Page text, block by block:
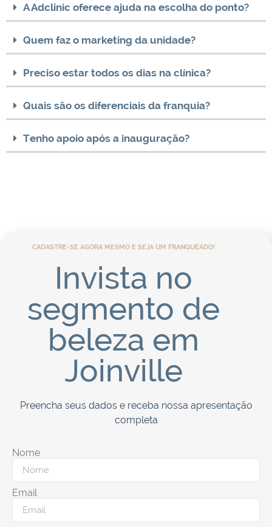
A Adclinic oferece ajuda na escolha do ponto?
Quem faz o marketing da unidade?
Preciso estar todos os dias na clínica?
Quais são os diferenciais da franquia?
Tenho apoio após a inauguração?
CADASTRE-SE AGORA MESMO E SEJA UM FRANQUEADO!
Invista no
segmento de
beleza em
Joinville
Preencha seus dados e receba nossa apresentação
completa
Nome
Email